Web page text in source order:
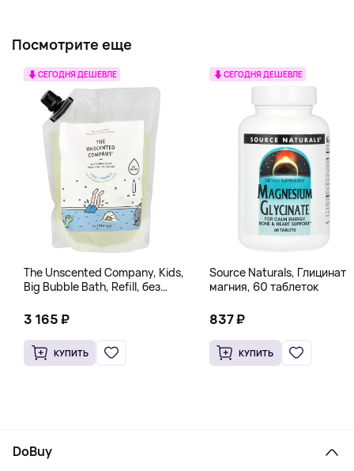
Посмотрите еще
СЕГОДНЯ ДЕШЕВЛЕ
The Unscented Company, Kids,
Big Bubble Bath, Refill, без
Унции)
3 165 ₽
КУПИТЬ
СЕГОДНЯ ДЕШЕВЛЕ
Source Naturals, Глицинат
магния, 60 таблеток
837 ₽
КУПИТЬ
DoBuy